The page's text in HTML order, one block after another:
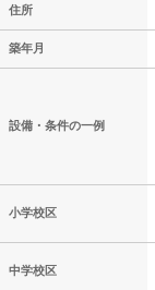
住所
築年月
設備・条件の一例
小学校区
中学校区